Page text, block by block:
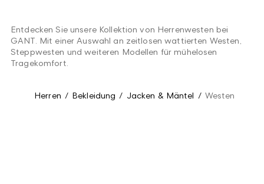
Entdecken Sie unsere Kollektion von Herrenwesten bei
GANT. Mit einer Auswahl an zeitlosen wattierten Westen,
Steppwesten und weiteren Modellen für mühelosen
Tragekomfort.
Herren / Bekleidung / Jacken & Mäntel / Westen